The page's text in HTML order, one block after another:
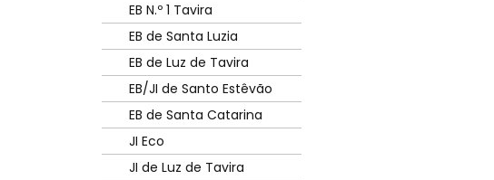
EB N.º 1 Tavira
EB de Santa Luzia
EB de Luz de Tavira
EB/JI de Santo Estêvão
EB de Santa Catarina
JI Eco
JI de Luz de Tavira